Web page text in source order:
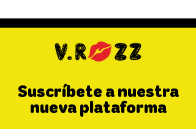
Suscríbete a nuestra
nueva plataforma